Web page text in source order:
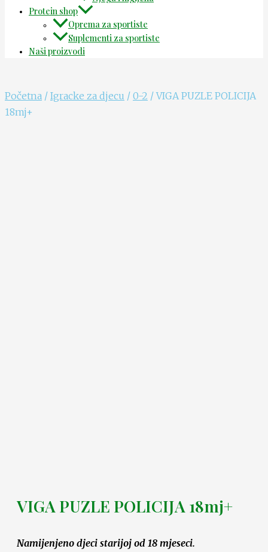
Protein shop
Oprema za sportiste
Suplementi za sportiste
Naši proizvodi
Početna / Igracke za djecu / 0-2 / VIGA PUZLE POLICIJA
18mj+
VIGA PUZLE POLICIJA 18mj+
Namijenjeno djeci starijoj od 18 mjeseci.